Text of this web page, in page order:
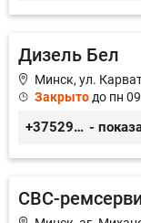
Дизель Бел
Минск, ул.
Закрыто до пн
+375296996880 -
СВС-